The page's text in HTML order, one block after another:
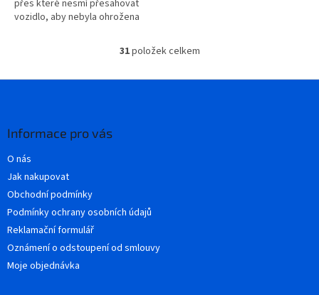
přes které nesmí přesahovat
vozidlo, aby nebyla ohrožena
O
l
ý
31položek celkem
Informace pro vás
O nás
Jak nakupovat
Obchodní podmínky
Podmínky ochrany osobních údajů
Reklamační formulář
Oznámení o odstoupení od smlouvy
Moje objednávka